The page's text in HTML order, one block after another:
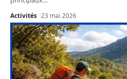
Activités 23 mai 2026